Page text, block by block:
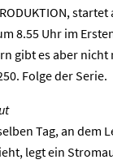
8.55 Uhr im
gibt es aber
Folge der Serie.
Tag, an dem
legt ein